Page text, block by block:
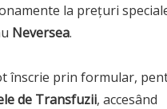
la prețuri
Neversea.
înscrie prin formular,
de Transfuzii, accesând